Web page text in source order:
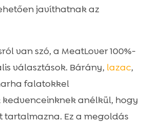
javíthatnak az
van szó, a MeatLover 100%-
választások. Bárány, lazac,
falatokkel
anélkül, hogy
Ez a megoldás